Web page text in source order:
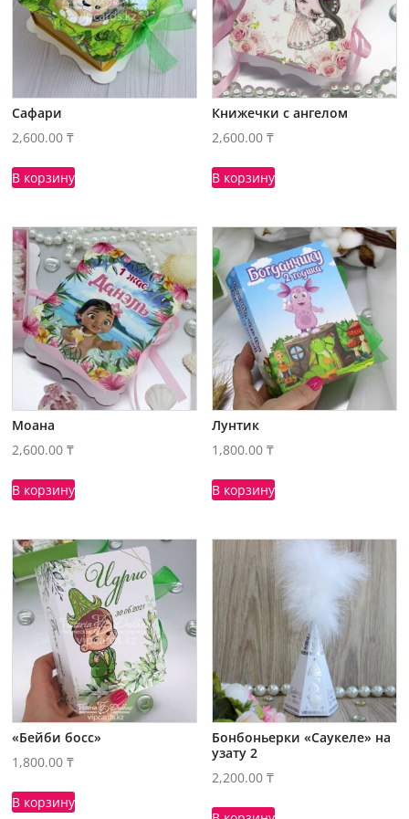
Сафари
2,600.00₸
В корзину
Книжечки с ангелом
2,600.00₸
В корзину
Моана
2,600.00₸
В корзину
Лунтик
1,800.00₸
В корзину
«Бейби босс»
1,800.00₸
В корзину
Бонбоньерки «Саукеле» на
узату 2
2,200.00₸